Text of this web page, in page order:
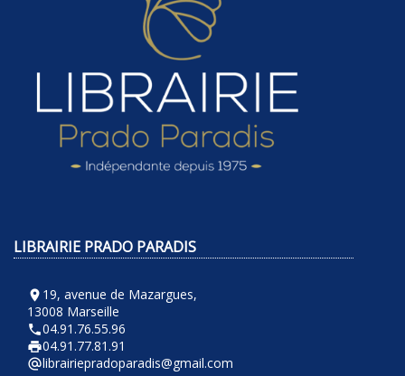
LIBRAIRIE PRADO PARADIS
room 19, avenue de Mazargues,
13008 Marseille
phone04.91.76.55.96
local_printshop04.91.77.81.91
alternate_emaillibrairiepradoparadis@gmail.com